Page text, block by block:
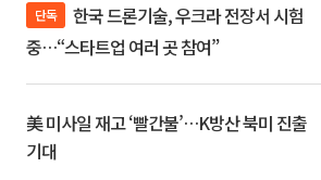
단독
중…“스타트업 여러 곳 참여”
美 미사일 재고 ‘빨간불’…K방산 북미 진출
기대